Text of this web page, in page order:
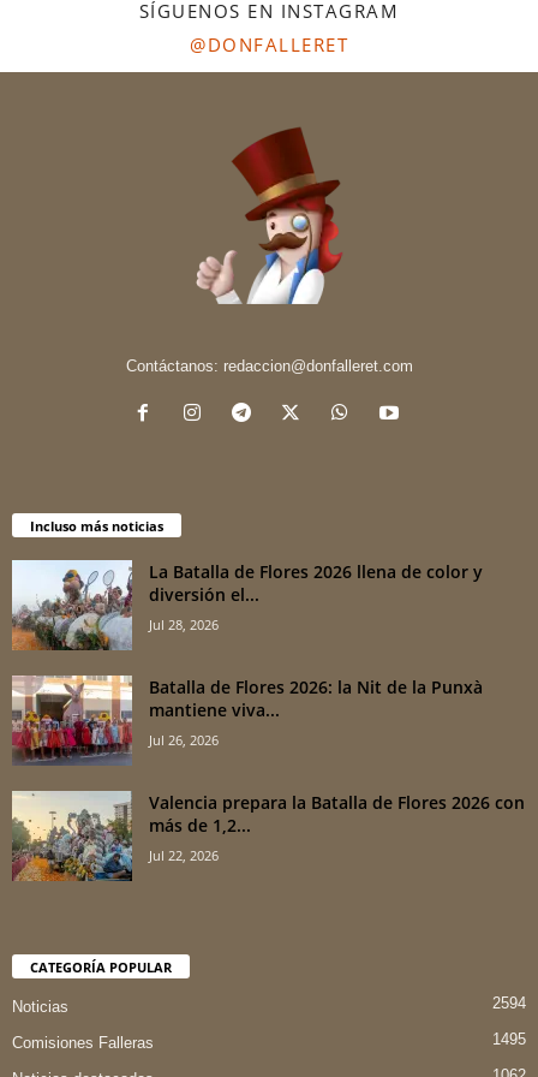
SÍGUENOS EN INSTAGRAM
@DONFALLERET
Contáctanos: redaccion@donfalleret.com
Incluso más noticias
La Batalla de Flores 2026 llena de color y
diversión el...
Jul 28, 2026
Batalla de Flores 2026: la Nit de la Punxà
mantiene viva...
Jul 26, 2026
Valencia prepara la Batalla de Flores 2026 con
más de 1,2...
Jul 22, 2026
CATEGORÍA POPULAR
Noticias 2594
Comisiones Falleras 1495